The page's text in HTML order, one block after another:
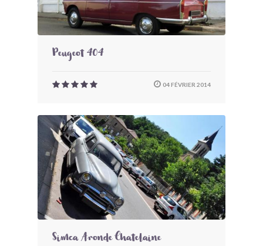
Peugeot 404
04 FÉVRIER 2014
Simca Aronde Chatelaine